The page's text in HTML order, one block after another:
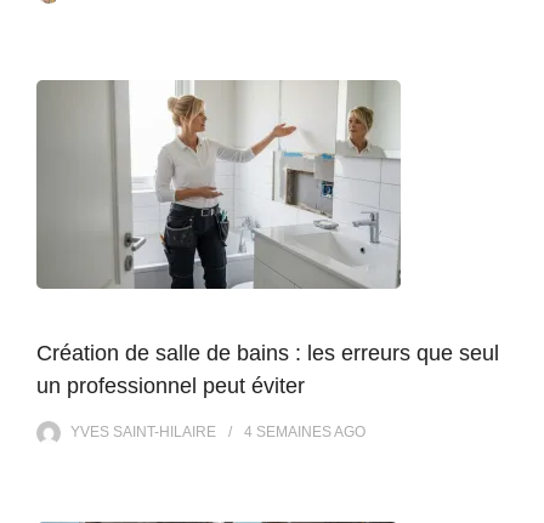
Création de salle de bains : les erreurs que seul
un professionnel peut éviter
YVES SAINT-HILAIRE 4 SEMAINESAGO